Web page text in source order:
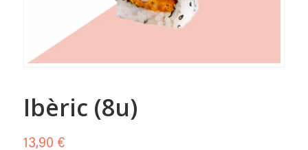
Ibèric (8u)
13,90 €